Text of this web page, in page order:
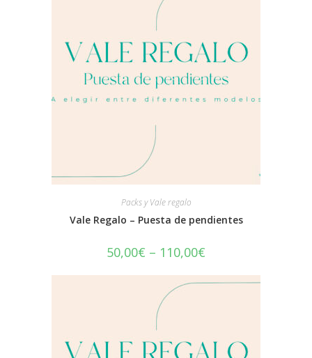
Packs y Vale regalo
Vale Regalo – Puesta de pendientes
50,00€ – 110,00€